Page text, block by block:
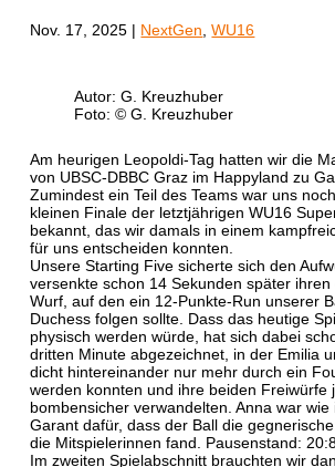
Nov. 17, 2025 | NextGen ,WU16
Autor: G. Kreuzhuber
Foto: © G. Kreuzhuber
Am heurigen Leopoldi-Tag hatten wir die
von UBSC-DBBC Graz im Happyland zu
Zumindest ein Teil des Teams war uns
kleinen Finale der letztjährigen WU16
bekannt, das wir damals in einem
für uns entscheiden konnten.
Unsere Starting Five sicherte sich den
versenkte schon 14 Sekunden später ihren
Wurf, auf den ein 12-Punkte-Run unserer
Duchess folgen sollte. Dass das heutige
physisch werden würde, hat sich dabei
dritten Minute abgezeichnet, in der Emilia
dicht hintereinander nur mehr durch ein
werden konnten und ihre beiden Freiwürfe
bombensicher verwandelten. Anna war wie
Garant dafür, dass der Ball die
die Mitspielerinnen fand. Pausenstand:
Im zweiten Spielabschnitt brauchten wir